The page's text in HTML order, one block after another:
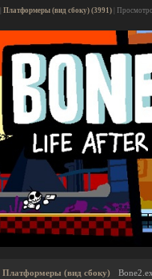
Платформеры (вид сбоку) (3991) |
Платформеры (вид сбоку)